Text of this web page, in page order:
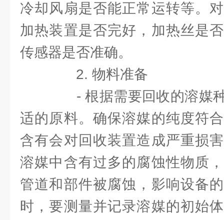
冷却风扇是否能正常运转等。
加热装置是否完好，加热丝是
传感器是否准确。
2. 物料准备
- 根据需要回收的溶媒种
适的原料。确保溶媒的纯度符
含有会对回收装置造成严重损
溶媒中含有过多的腐蚀性物质
管道和部件被腐蚀，影响设备
时，要测量并记录溶媒的初始